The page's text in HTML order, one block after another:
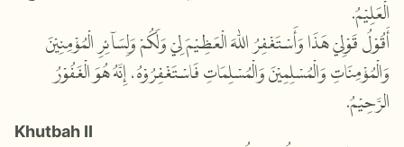
الْعَلِيْمُ.
أَقُوْلُ قَوْلِيْ هَذَا وَأَسْتَغْفِرُ اللّٰهَ الْعَظِيْمَ لِيْ وَلَكُمْ وَلِسَآئِرِ الْمُؤْمِنِيْنَ
وَالْمُؤْمِنَاتِ وَالْمُسْلِمِيْنَ وَالْمُسْلِمَاتِ فَاسْتَغْفِرُوْهُ، إِنَّهُ هُوَ الْغَفُوْرُ
الرَّحِيْمُ.
Khutbah II